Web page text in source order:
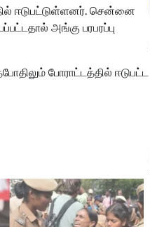
ஈடுபட்டுள்ளனர். சென்னை
அங்கு பரபரப்பு
போராட்டத்தில் ஈடுபட்ட